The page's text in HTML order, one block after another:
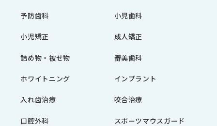
予防歯科 小児歯科
小児矯正 成人矯正
詰め物・被せ物 審美歯科
ホワイトニング インプラント
入れ歯治療 咬合治療
口腔外科 スポーツマウスガード